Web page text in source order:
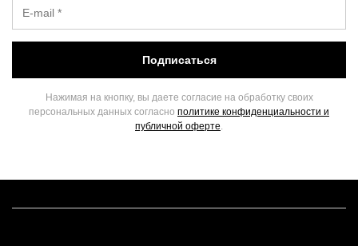
Подписаться
Нажимая на кнопку, вы даете согласие на обработку своих
персональных данных согласно политике конфиденциальности и
публичной оферте